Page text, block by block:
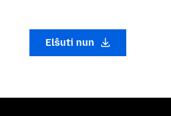
Elŝuti nun